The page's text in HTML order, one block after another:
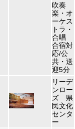
吹奏
楽・オ
ーケス
トラ・
合唱
合宿対
応/公
共・送
迎5分
リーデ
ンロー
ズ 県
民文化
センタ
ー